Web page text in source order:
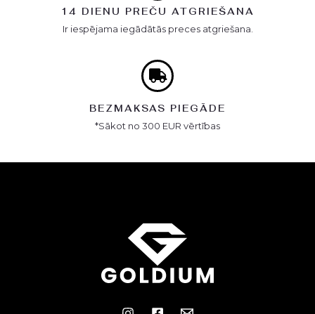
14 DIENU PREČU ATGRIEŠANA
Ir iespējama iegādātās preces atgriešana.
BEZMAKSAS PIEGĀDE
*Sākot no 300 EUR vērtības